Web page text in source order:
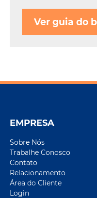
Ver guia do
EMPRESA
Sobre Nós
Trabalhe Conosco
Contato
Relacionamento
Área do Cliente
Login